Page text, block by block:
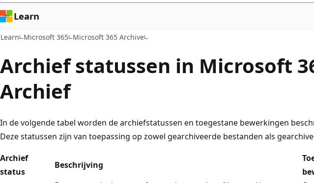
Learn
Learn Microsoft 365 Microsoft 365 Archive
Archief statussen in Microsoft
Archief
In de volgende tabel worden de archiefstatussen en toegestane bewerkingen
Deze statussen zijn van toepassing op zowel gearchiveerde bestanden als
Archief
status
Beschrijving